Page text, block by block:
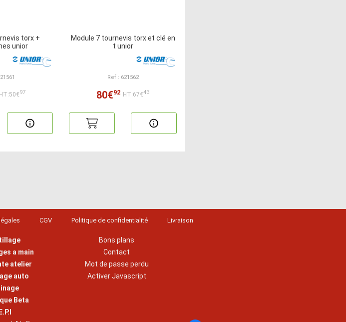
torx +
unior
HT:50€97
Module 7 tournevis torx et clé en
t unior
Ref : 621562
80€92 HT:67€43
CGV Politique de confidentialité Livraison
a main
atelier
auto
Beta
E.P.I
Bons plans
Contact
Mot de passe perdu
Activer Javascript